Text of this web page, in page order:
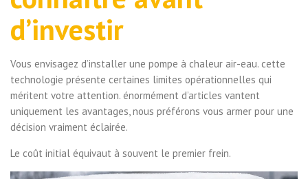
d’investir
Vous envisagez d’installer une pompe à chaleur air-eau. cette
technologie présente certaines limites opérationnelles qui
méritent votre attention. énormément d’articles vantent
uniquement les avantages, nous préférons vous armer pour une
décision vraiment éclairée.
Le coût initial équivaut à souvent le premier frein.